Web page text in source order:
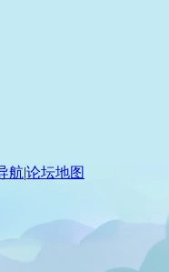
航|论坛地图